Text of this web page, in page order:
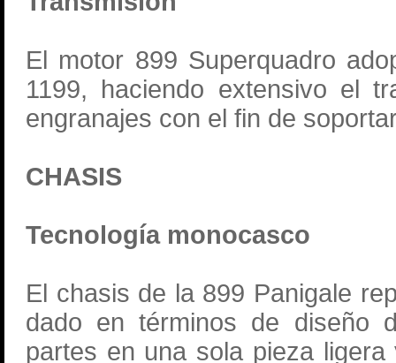
El motor 899 Superquadro
1199, haciendo extensivo el
engranajes con el fin de
CHASIS
Tecnología monocasco
El chasis de la 899 Panigale
dado en términos de diseño
partes en una sola pieza